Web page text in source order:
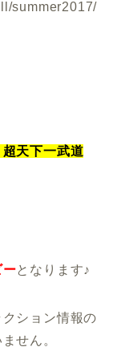
summer2017/
天下一武道
ーとなります♪
ション情報の
せん。